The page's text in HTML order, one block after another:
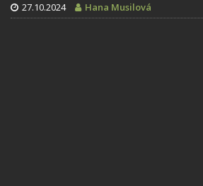
27.10.2024 Hana Musilová